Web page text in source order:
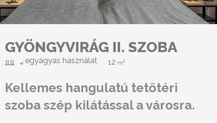
GYÖNGYVIRÁG II. SZOBA
egyágyas használat 12 m2
Kellemes hangulatú tetőtéri
szoba szép kilátással a városra.